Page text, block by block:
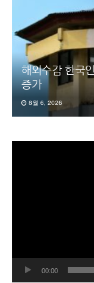
해외수감 한국
증가
8월 6, 2026
00:00